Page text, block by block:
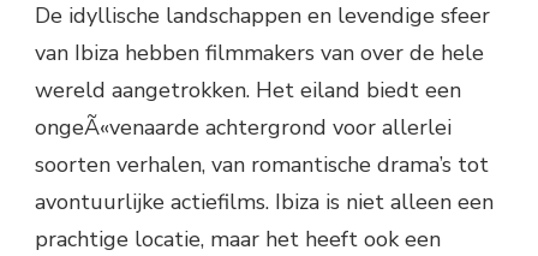
De idyllische landschappen en levendige sfeer
van Ibiza hebben filmmakers van over de hele
wereld aangetrokken. Het eiland biedt een
ongeÃ«venaarde achtergrond voor allerlei
soorten verhalen, van romantische drama’s tot
avontuurlijke actiefilms. Ibiza is niet alleen een
prachtige locatie, maar het heeft ook een